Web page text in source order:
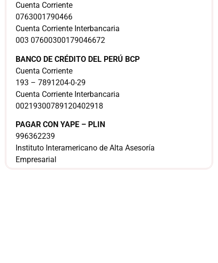
Cuenta Corriente
0763001790466
Cuenta Corriente Interbancaria
003 07600300179046672
BANCO DE CRÉDITO DEL PERÚ BCP
Cuenta Corriente
193 – 7891204-0-29
Cuenta Corriente Interbancaria
00219300789120402918
PAGAR CON YAPE – PLIN
996362239
Instituto Interamericano de Alta Asesoría
Empresarial